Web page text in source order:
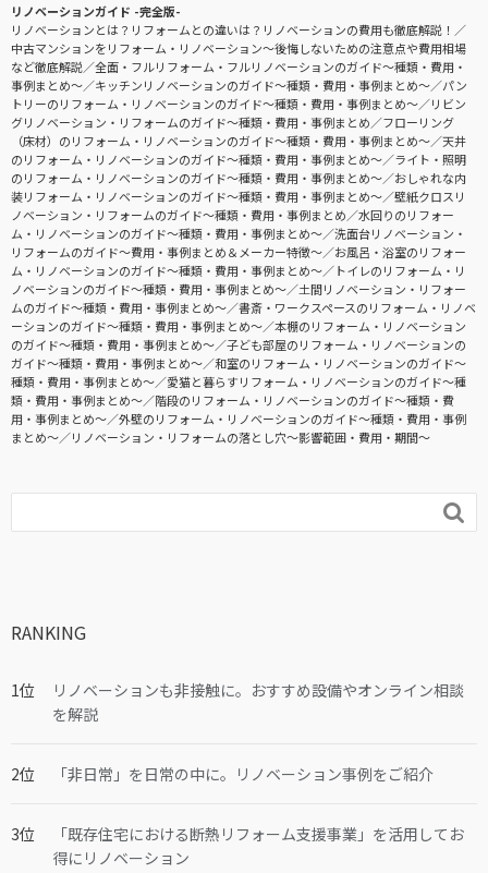
リノベーションガイド -完全版-
リノベーションとは？リフォームとの違いは？リノベーションの費用も徹底解説！
中古マンションをリフォーム・リノベーション〜後悔しないための注意点や費用相場
など徹底解説
全面・フルリフォーム・フルリノベーションのガイド〜種類・費用・
事例まとめ〜
キッチンリノベーションのガイド〜種類・費用・事例まとめ〜
パン
トリーのリフォーム・リノベーションのガイド〜種類・費用・事例まとめ〜
リビン
グリノベーション・リフォームのガイド〜種類・費用・事例まとめ
フローリング
（床材）のリフォーム・リノベーションのガイド〜種類・費用・事例まとめ〜
天井
のリフォーム・リノベーションのガイド〜種類・費用・事例まとめ〜
ライト・照明
のリフォーム・リノベーションのガイド〜種類・費用・事例まとめ〜
おしゃれな内
装リフォーム・リノベーションのガイド〜種類・費用・事例まとめ〜
壁紙クロスリ
ノベーション・リフォームのガイド〜種類・費用・事例まとめ
水回りのリフォー
ム・リノベーションのガイド〜種類・費用・事例まとめ〜
洗面台リノベーション・
リフォームのガイド〜費用・事例まとめ＆メーカー特徴〜
お風呂・浴室のリフォー
ム・リノベーションのガイド〜種類・費用・事例まとめ〜
トイレのリフォーム・リ
ノベーションのガイド〜種類・費用・事例まとめ〜
土間リノベーション・リフォー
ムのガイド〜種類・費用・事例まとめ〜
書斎・ワークスペースのリフォーム・リノベ
ーションのガイド〜種類・費用・事例まとめ〜
本棚のリフォーム・リノベーション
のガイド〜種類・費用・事例まとめ〜
子ども部屋のリフォーム・リノベーションの
ガイド〜種類・費用・事例まとめ〜
和室のリフォーム・リノベーションのガイド〜
種類・費用・事例まとめ〜
愛猫と暮らすリフォーム・リノベーションのガイド〜種
類・費用・事例まとめ〜
階段のリフォーム・リノベーションのガイド〜種類・費
用・事例まとめ〜
外壁のリフォーム・リノベーションのガイド〜種類・費用・事例
まとめ〜
リノベーション・リフォームの落とし穴～影響範囲・費用・期間～

RANKING
リノベーションも非接触に。おすすめ設備やオンライン相談
を解説
「非日常」を日常の中に。リノベーション事例をご紹介
「既存住宅における断熱リフォーム支援事業」を活用してお
得にリノベーション